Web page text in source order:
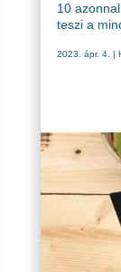
10
teszi a
2023. ápr. 4. |